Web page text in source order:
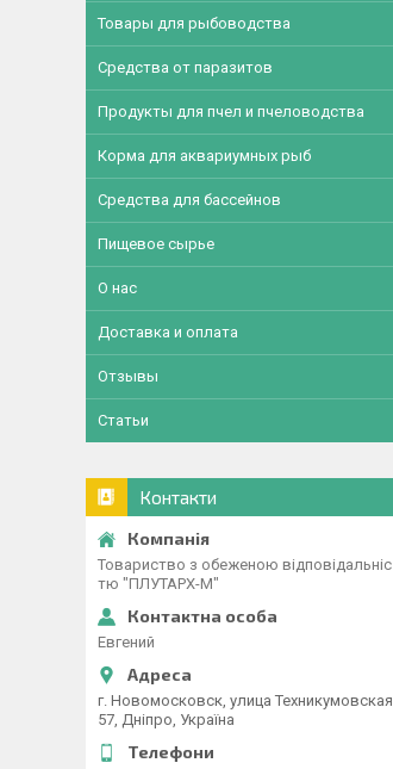
Товары для рыбоводства
Средства от паразитов
Продукты для пчел и пчеловодства
Корма для аквариумных рыб
Средства для бассейнов
Пищевое сырье
О нас
Доставка и оплата
Отзывы
Статьи
Контакти
Товариство з обеженою відповідальніс
тю "ПЛУТАРХ-М"
Евгений
г. Новомосковск, улица Техникумовская
57, Дніпро, Україна